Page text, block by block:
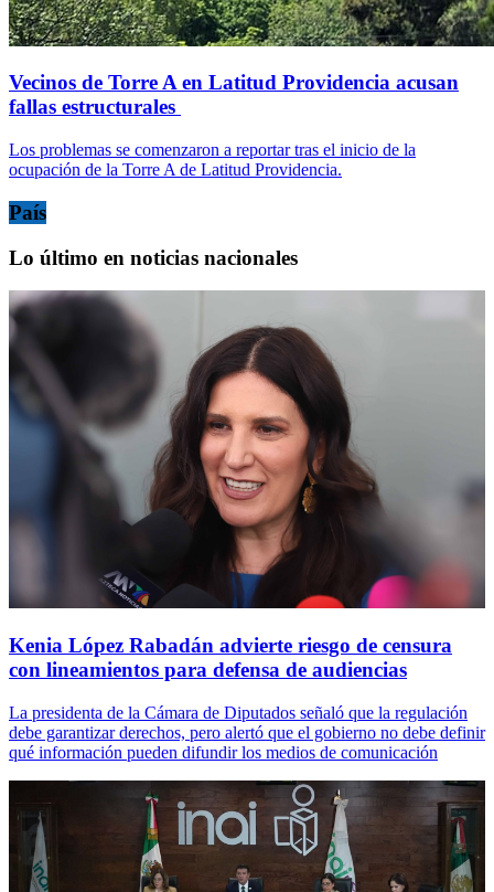
Vecinos de Torre A en Latitud Providencia acusan
fallas estructurales
Los problemas se comenzaron a reportar tras el inicio de la
ocupación de la Torre A de Latitud Providencia.
País
Lo último en noticias nacionales
Kenia López Rabadán advierte riesgo de censura
con lineamientos para defensa de audiencias
La presidenta de la Cámara de Diputados señaló que la regulación
debe garantizar derechos, pero alertó que el gobierno no debe definir
qué información pueden difundir los medios de comunicación